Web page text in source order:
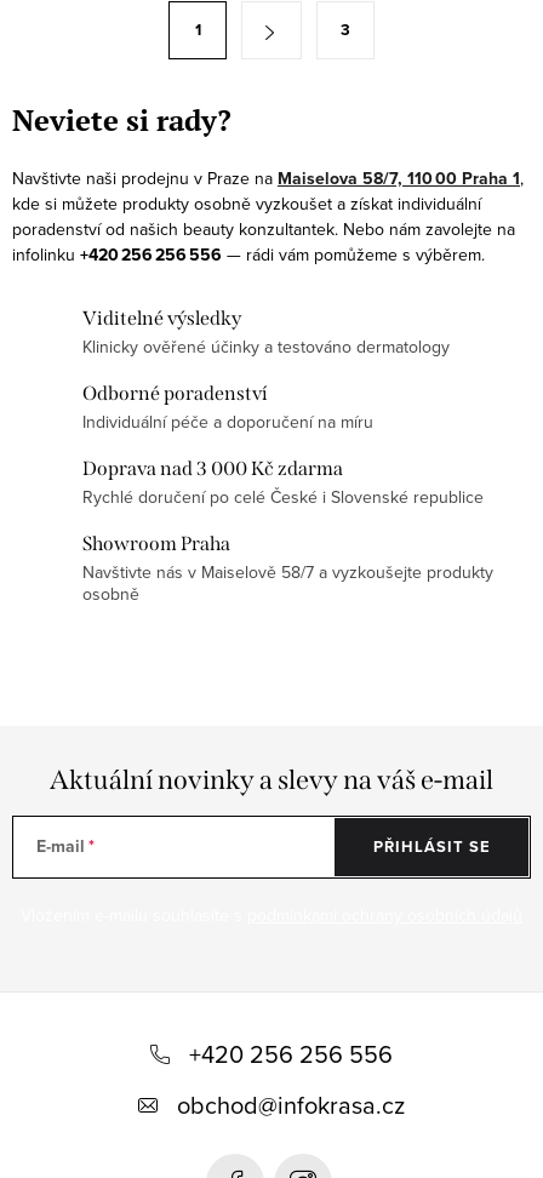
c
í
p
r
v
k
á
k
o
v
1 3
Neviete si rady?
Navštivte naši prodejnu v Praze na Maiselova 58/7, 110 00 Praha 1,
kde si můžete produkty osobně vyzkoušet a získat individuální
poradenství od našich beauty konzultantek. Nebo nám zavolejte na
infolinku +420 256 256 556 — rádi vám pomůžeme s výběrem.
Viditelné výsledky
Klinicky ověřené účinky a testováno dermatology
Odborné poradenství
Individuální péče a doporučení na míru
Doprava nad 3 000 Kč zdarma
Rychlé doručení po celé České i Slovenské republice
Showroom Praha
Navštivte nás v Maiselově 58/7 a vyzkoušejte produkty
osobně
Aktuální novinky a slevy na váš e-mail
E-mail PŘIHLÁSIT SE
+420 256 256 556
obchod@infokrasa.cz